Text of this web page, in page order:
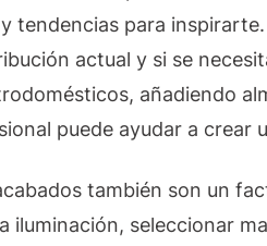
tendencias para
actual y si se
añadiendo
puede ayudar a crear
también son un
iluminación, seleccionar